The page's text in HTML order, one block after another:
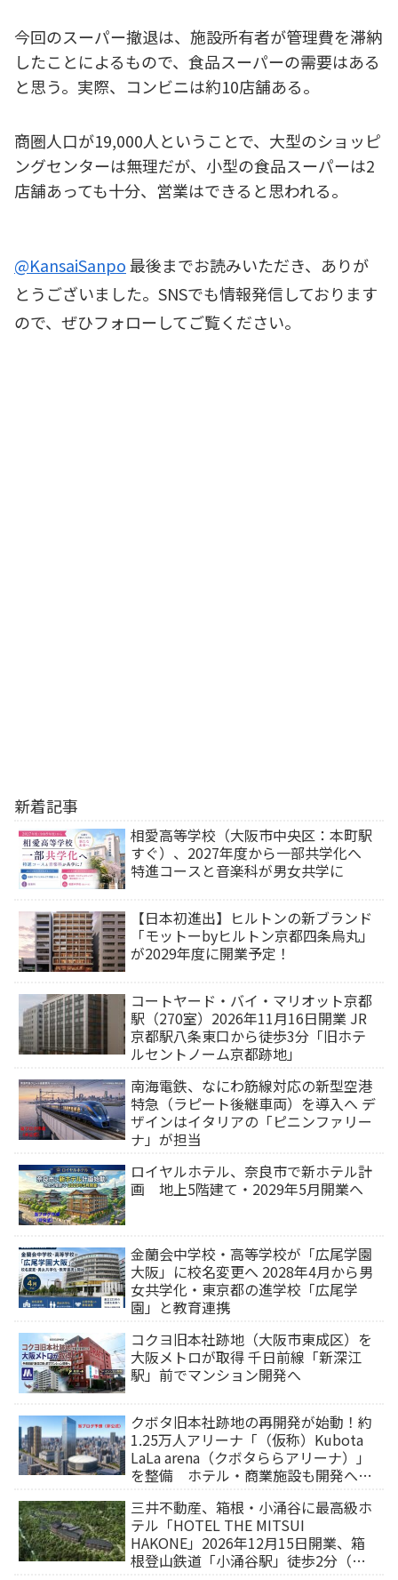
今回のスーパー撤退は、施設所有者が管理費を滞納
したことによるもので、食品スーパーの需要はある
と思う。実際、コンビニは約10店舗ある。
商圏人口が19,000人ということで、大型のショッピ
ングセンターは無理だが、小型の食品スーパーは2
店舗あっても十分、営業はできると思われる。
@KansaiSanpo最後までお読みいただき、ありが
とうございました。SNSでも情報発信しております
ので、ぜひフォローしてご覧ください。
新着記事
相愛高等学校（大阪市中央区：本町駅
すぐ）、2027年度から一部共学化へ
特進コースと音楽科が男女共学に
【日本初進出】ヒルトンの新ブランド
「モットーbyヒルトン京都四条烏丸」
が2029年度に開業予定！
コートヤード・バイ・マリオット京都
駅（270室）2026年11月16日開業 JR
京都駅八条東口から徒歩3分「旧ホテ
ルセントノーム京都跡地」
南海電鉄、なにわ筋線対応の新型空港
特急（ラピート後継車両）を導入へ デ
ザインはイタリアの「ピニンファリー
ナ」が担当
ロイヤルホテル、奈良市で新ホテル計
画 地上5階建て・2029年5月開業へ
金蘭会中学校・高等学校が「広尾学園
大阪」に校名変更へ 2028年4月から男
女共学化・東京都の進学校「広尾学
園」と教育連携
コクヨ旧本社跡地（大阪市東成区）を
大阪メトロが取得 千日前線「新深江
駅」前でマンション開発へ
クボタ旧本社跡地の再開発が始動！約
1.25万人アリーナ「（仮称）Kubota
LaLa arena（クボタららアリーナ）」
を整備 ホテル・商業施設も開発へ
三井不動産、箱根・小涌谷に最高級ホ
テル「HOTEL THE MITSUI
HAKONE」2026年12月15日開業、箱
根登山鉄道「小涌谷駅」徒歩2分（旅